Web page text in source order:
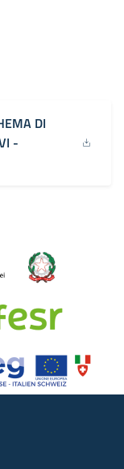
DI
-